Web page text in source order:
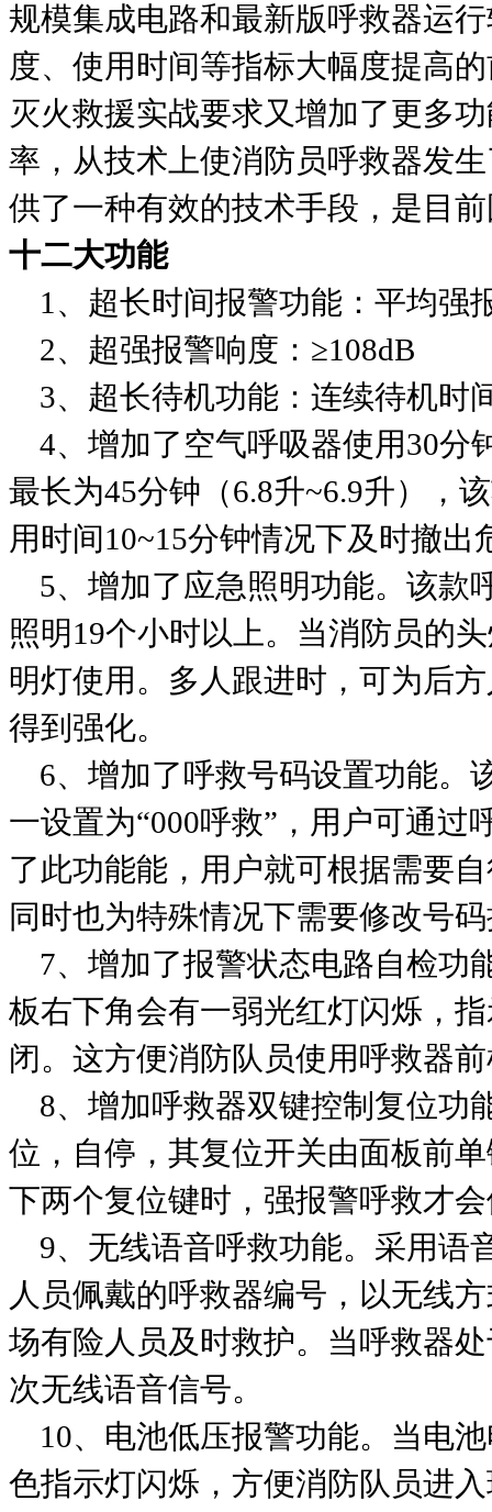
规模集成电路和最新版呼救器运
度、使用时间等指标大幅度提高
灭火救援实战要求又增加了更多
率，从技术上使消防员呼救器发
供了一种有效的技术手段，是目
十二大功能
1、超长时间报警功能：平均强
2、超强报警响度：≥108dB
3、超长待机功能：连续待机时
4、增加了空气呼吸器使用30分
最长为45分钟（6.8升~6.9升），
用时间10~15分钟情况下及时撤出
5、增加了应急照明功能。该款
照明19个小时以上。当消防员的
明灯使用。多人跟进时，可为后
得到强化。
6、增加了呼救号码设置功能。
一设置为“000呼救”，用户可通
了此功能能，用户就可根据需要
同时也为特殊情况下需要修改号
7、增加了报警状态电路自检功
板右下角会有一弱光红灯闪烁，
闭。这方便消防队员使用呼救器
8、增加呼救器双键控制复位功
位，自停，其复位开关由面板前
下两个复位键时，强报警呼救才
9、无线语音呼救功能。采用语
人员佩戴的呼救器编号，以无线
场有险人员及时救护。当呼救器
次无线语音信号。
10、电池低压报警功能。当电
色指示灯闪烁，方便消防队员进